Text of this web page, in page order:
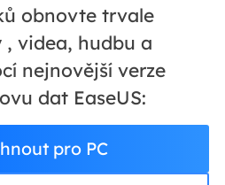
obnovte trvale
, videa, hudbu a
nejnovější verze
dat EaseUS:
pro PC